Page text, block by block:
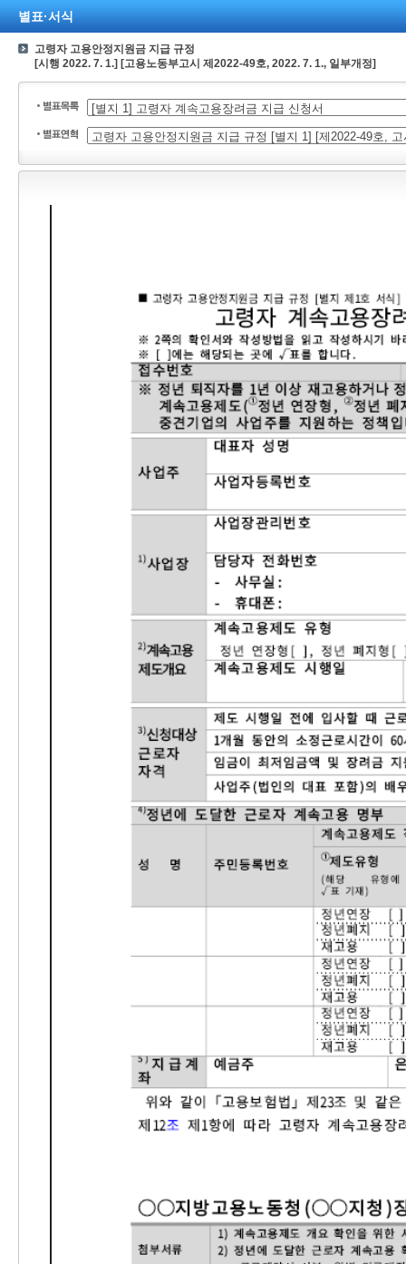
별표·서식
고령자 고용안정지원금 지급 규정
[시행 2022. 7. 1.] [고용노동부고시 제2022-49호, 2022. 7. 1., 일부개정]